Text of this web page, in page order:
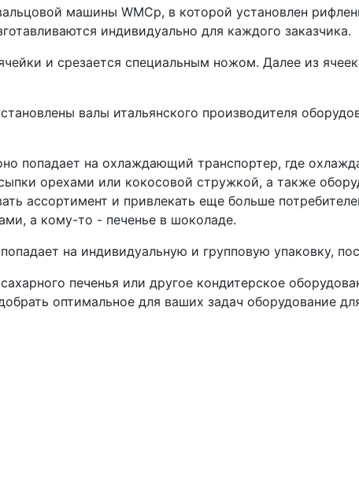
машины WMCp, в которой установлен
индивидуально для каждого заказчика.
и срезается специальным ножом. Далее из
валы итальянского производителя
попадает на охлаждающий транспортер, где
орехами или кокосовой стружкой, а также
ассортимент и привлекать еще больше
а кому-то - печенье в шоколаде.
на индивидуальную и групповую упаковку,
печенья или другое кондитерское
оптимальное для ваших задач оборудование